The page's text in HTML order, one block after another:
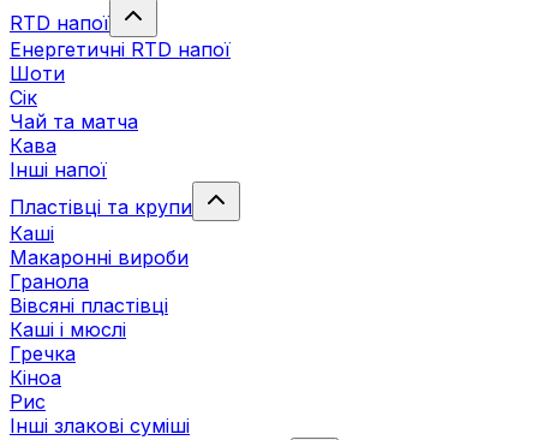
RTD напої
Енергетичні RTD напої
Шоти
Сік
Чай та матча
Кава
Інші напої
Пластівці та крупи
Каші
Макаронні вироби
Гранола
Вівсяні пластівці
Каші і мюслі
Гречка
Кіноа
Рис
Інші злакові суміші